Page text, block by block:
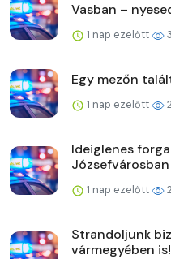
Vasban –
1 nap ezelőtt
Egy mezőn
1 nap ezelőtt
Ideiglenes
1 nap ezelőtt
Strandoljunk
vármegyében is!